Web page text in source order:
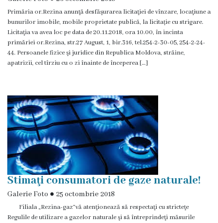
Grădinița
nr.2
,,Andrieș”
nr.5
,,Bucuria”
Grădinița
nr.6
,,Cocoșelul
de
Aur”
Primăria or.Rezina anunţă desfăşurarea licitaţiei de vînzare, locaţiune a
bunurilor imobile, mobile proprietate publică, la licitație cu strigare.
Licitaţia va avea loc pe data de 20.11.2018, ora 10.00, în incinta
primăriei or.Rezina, str.27 August, 1, bir.316, tel.254-2-30-05, 254-2-24-
44. Persoanele fizice şi juridice din Republica Moldova, străine,
apatrizii, cel tîrziu cu o zi înainte de începerea […]
Stimaţi consumatori de gaze naturale!
Galerie Foto ● 25 octombrie 2018
Filiala „Rezina-gaz”vă atenţionează să respectaţi cu stricteţe
Regulile de utilizare a gazelor naturale şi să întreprindeţi măsurile